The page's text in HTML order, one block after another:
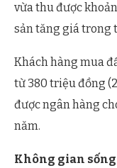
vừa thu được
sản tăng giá trong
Khách hàng mua
từ 380 triệu đồng
được ngân hàng
năm.
Không gian sống